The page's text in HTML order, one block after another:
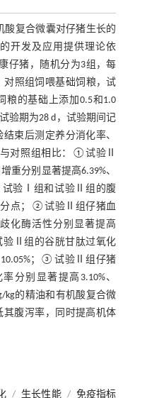
酸复合微囊对仔猪生长的
开发及应用提供理论依
仔猪，随机分为3组，每
对照组饲喂基础饲粮，试
的基础上添加0.5和1.0
验期为28 d，试验期间记
束后测定养分消化率、
与对照组相比：①试验Ⅱ
重分别显著提高6.39%、
试验Ⅰ组和试验Ⅱ组的腹
分点；②试验Ⅱ组仔猪血
化酶活性分别显著提高
验Ⅱ组的谷胱甘肽过氧化
10.05%；③试验Ⅱ组仔猪
分别显著提高3.10%、
kg的精油和有机酸复合微
腹泻率，同时提高机体
/ 生长性能 / 免疫指标